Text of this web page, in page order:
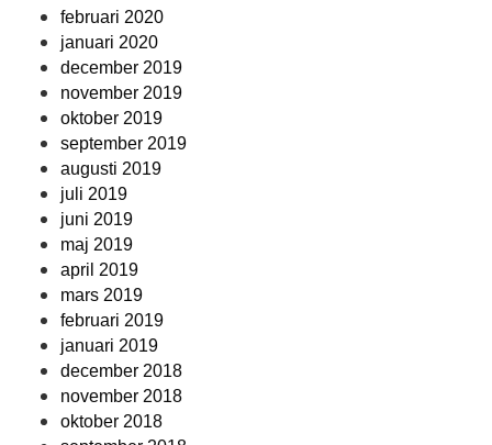
februari 2020
januari 2020
december 2019
november 2019
oktober 2019
september 2019
augusti 2019
juli 2019
juni 2019
maj 2019
april 2019
mars 2019
februari 2019
januari 2019
december 2018
november 2018
oktober 2018